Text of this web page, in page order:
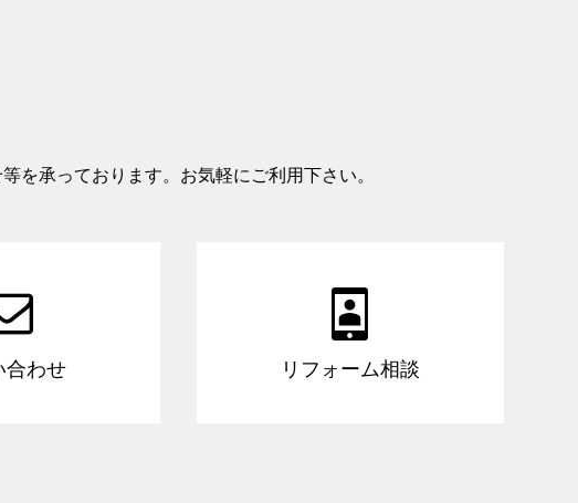
を承っております。お気軽にご利用下さい。
合わせ

リフォーム相談